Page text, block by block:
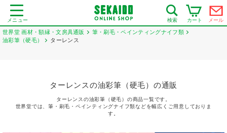
メニュー 検索 カート メール
世界堂 画材・額縁・文房具通販
筆・刷毛・ペインティングナイフ類
油彩筆（硬毛）
ターレンス
ターレンスの油彩筆（硬毛）の通販
ターレンスの油彩筆（硬毛）の商品一覧です。
世界堂では、筆・刷毛・ペインティングナイフ類などを幅広くご用意しておりま
す。